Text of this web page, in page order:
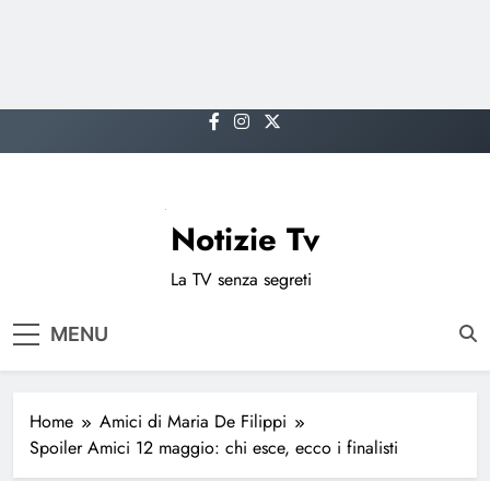
to
Notizie Tv
La TV senza segreti
MENU
Home
Amici di Maria De Filippi
Spoiler Amici 12 maggio: chi esce, ecco i finalisti